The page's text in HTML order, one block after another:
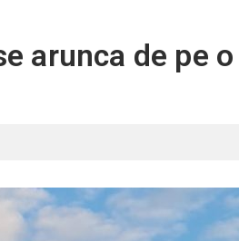
arunca de pe o